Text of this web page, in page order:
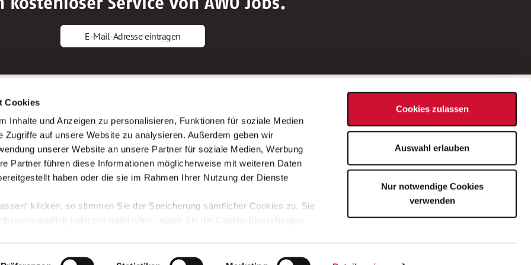
Cookies
Inhalte und Anzeigen zu personalisieren, Funktionen für soziale Medien
Zugriffe auf unsere Website zu analysieren. Außerdem geben wir
unserer Website an unsere Partner für soziale Medien, Werbung
Partner führen diese Informationen möglicherweise mit weiteren Daten
haben oder die sie im Rahmen Ihrer Nutzung der Dienste
klicken, so stimmen Sie der Speicherung sämtlicher Cookies zu. Sie
jederzeit widerrufen, indem Sie die Cookie-Einstellungen
Cookies zulassen
Auswahl erlauben
Nur notwendige Cookies
verwenden
kostenloser Service von AWO Jobs.
E-Mail-Adresse eintragen
Altenpfleger*in
Krankenpfleger*in
Altenpflegehelfer*in
Erzieher*in
AWO Gliederungen nach Bundesland
Stellenangebote nach Bundesländern
Sitemap
Impressum
Datenschutz
Bei Fragen zu einer Stellenausschreibung
wenden Sie sich bitte an die*den in der
Stellenausschreibung genannte*n
Ansprechpartner*in.